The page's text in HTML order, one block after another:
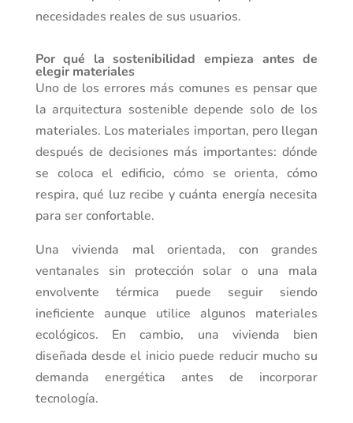
necesidades reales de sus usuarios.
Por qué la sostenibilidad empieza antes de
elegir materiales
Uno de los errores más comunes es pensar que
la arquitectura sostenible depende solo de los
materiales. Los materiales importan, pero llegan
después de decisiones más importantes: dónde
se coloca el edificio, cómo se orienta, cómo
respira, qué luz recibe y cuánta energía necesita
para ser confortable.
Una vivienda mal orientada, con grandes
ventanales sin protección solar o una mala
envolvente térmica puede seguir siendo
ineficiente aunque utilice algunos materiales
ecológicos. En cambio, una vivienda bien
diseñada desde el inicio puede reducir mucho su
demanda energética antes de incorporar
tecnología.